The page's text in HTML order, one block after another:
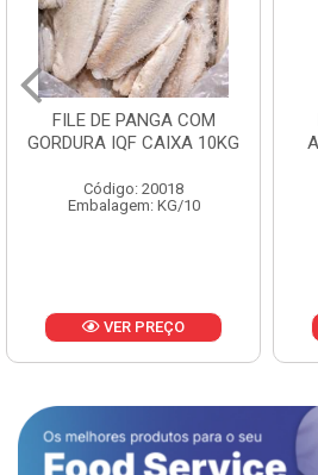
FILE DE PANGA SEMI
APARADO PACOTE 1KG
CAIXA 10KG
Código: 20019
VER PREÇO